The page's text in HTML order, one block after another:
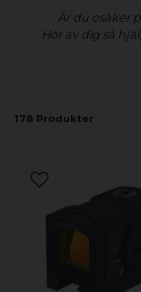
Är du osäker
Hör av dig så
178 Produkter